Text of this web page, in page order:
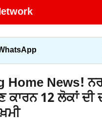
Home News!
12 ਲੋਕਾਂ ਦੀ